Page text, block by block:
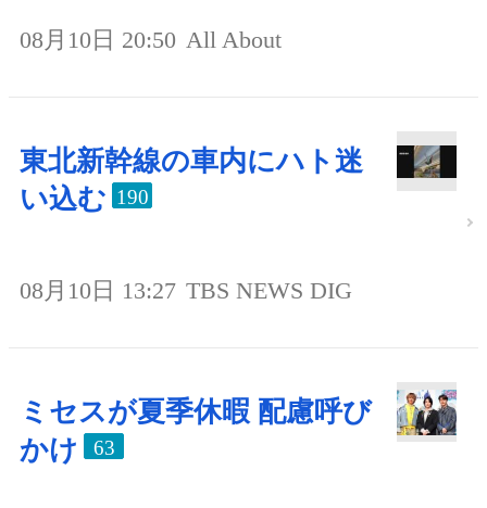
08月10日 20:50 All About
東北新幹線の車内にハト迷
い込む 190
08月10日 13:27 TBS NEWS DIG
ミセスが夏季休暇 配慮呼び
かけ
63